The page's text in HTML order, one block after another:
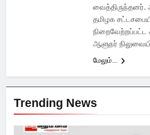
தமிழக
ஆளுநர்
மேலும்...
Trending News